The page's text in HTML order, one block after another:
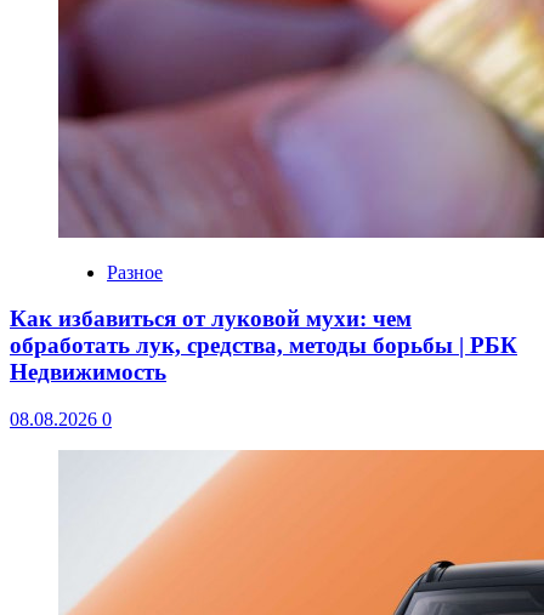
Разное
Как избавиться от луковой мухи: чем
обработать лук, средства, методы борьбы | РБК
Недвижимость
08.08.2026 0